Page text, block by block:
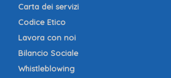
Carta dei servizi
Codice Etico
Lavora con noi
Bilancio Sociale
Whistleblowing